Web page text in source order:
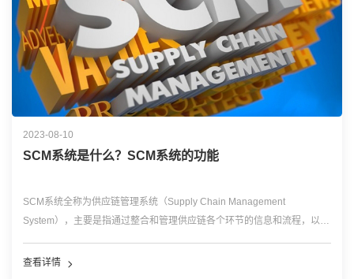
2023-08-10
SCM系统是什么？SCM系统的功能
SCM系统全称为供应链管理系统（Supply Chain Management
System），主要是指通过整合和管理供应链各个环节的信息和流程，以实
SCM）的概念最早...…
查看详情